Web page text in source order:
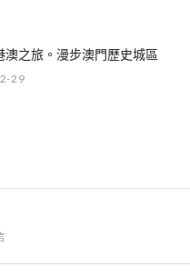
之旅。漫步澳門歷史城區
29